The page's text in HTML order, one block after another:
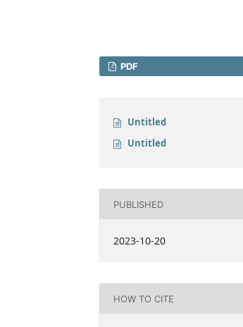
PDF
Untitled
Untitled
PUBLISHED
2023-10-20
HOW TO CITE